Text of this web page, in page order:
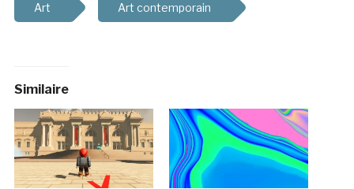
Art Art contemporain
Similaire